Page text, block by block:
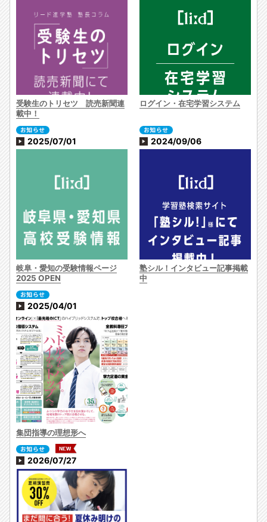
受験生のトリセツ 読売新聞連
載中！
ログイン・在宅学習システム
2025/07/01
岐阜・愛知の受験情報ページ
2025 OPEN
2024/09/06
塾シル！インタビュー記事掲載
中
2025/04/01
集団指導の理想形へ
2026/07/27